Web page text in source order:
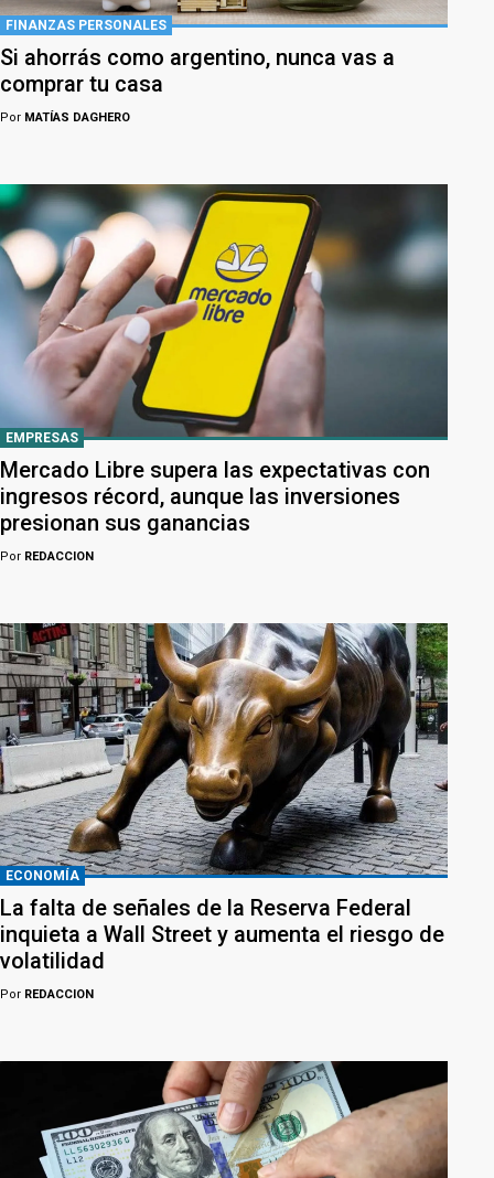
FINANZAS PERSONALES
Si ahorrás como argentino, nunca vas a
comprar tu casa
Por MATÍAS DAGHERO
EMPRESAS
Mercado Libre supera las expectativas con
ingresos récord, aunque las inversiones
presionan sus ganancias
Por REDACCION
ECONOMÍA
La falta de señales de la Reserva Federal
inquieta a Wall Street y aumenta el riesgo de
volatilidad
Por REDACCION